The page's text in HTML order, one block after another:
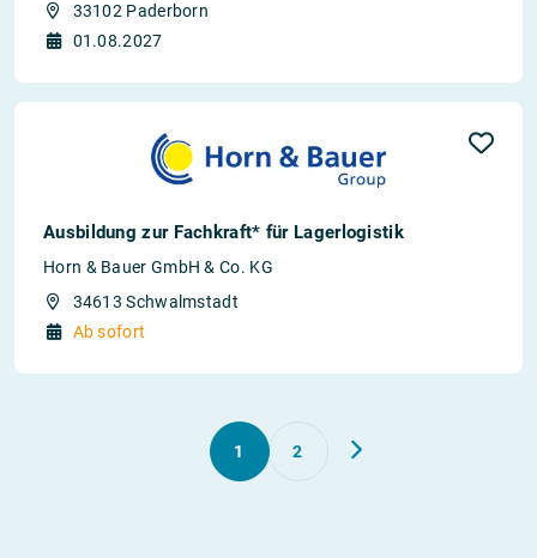
33102 Paderborn
01.08.2027
Ausbildung zur Fachkraft* für Lagerlogistik
Horn & Bauer GmbH & Co. KG
34613 Schwalmstadt
Ab sofort
1 2